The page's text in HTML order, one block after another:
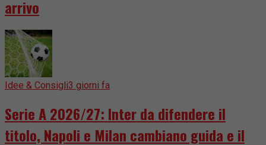
arrivo
Idee & Consigli3 giorni fa
Serie A 2026/27: Inter da difendere il
titolo, Napoli e Milan cambiano guida e il